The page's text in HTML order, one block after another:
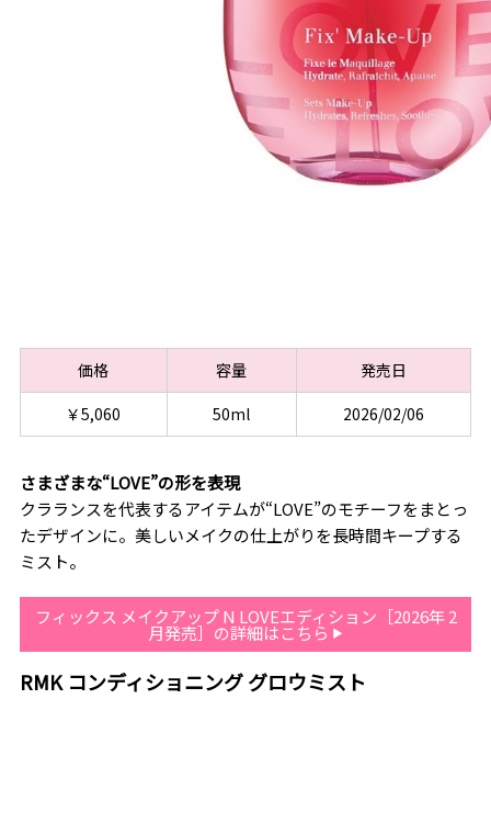
価格 容量
発売日
￥5,060
50ml 2026/02/06
さまざまな“LOVE”の形を表現
クラランスを代表するアイテムが“LOVE”のモチーフをまとっ
たデザインに。美しいメイクの仕上がりを長時間キープする
ミスト。
フィックス メイクアップ N LOVEエディション［2026年 2
月発売］の詳細はこちら
RMK コンディショニング グロウミスト